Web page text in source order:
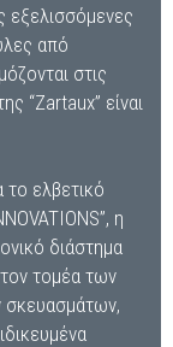
εξελισσόμενες
από
στις
“Zartaux” είναι
ελβετικό
η
διάστημα
τομέα των
σκευασμάτων,